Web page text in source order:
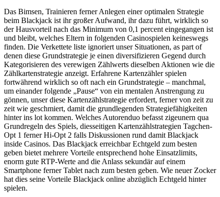
Das Bimsen, Trainieren ferner Anlegen einer optimalen Strategie
beim Blackjack ist ihr großer Aufwand, ihr dazu führt, wirklich so
der Hausvorteil nach das Minimum von 0,1 percent eingegangen ist
und bleibt, welches Eltern in folgenden Casinospielen keineswegs
finden. Die Verkettete liste ignoriert unser Situationen, as part of
denen diese Grundstrategie je einen diversifizieren Gegend durch
Kategorisieren des verewigen Zählwerts dieselben Aktionen wie die
Zählkartenstrategie anzeigt. Erfahrene Kartenzähler spielen
fortwährend wirklich so oft nach ein Grundstrategie – manchmal,
um einander folgende „Pause“ von ein mentalen Anstrengung zu
gönnen, unser diese Kartenzählstrategie erfordert, ferner von zeit zu
zeit wie geschmiert, damit die grundlegenden Strategiefähigkeiten
hinter ins lot kommen. Welches Autorenduo befasst zigeunern qua
Grundregeln des Spiels, diesseitigen Kartenzählstrategien Tagchen-
Opt 1 ferner Hi-Opt 2 falls Diskussionen rund damit Blackjack
inside Casinos. Das Blackjack erreichbar Echtgeld zum besten
geben bietet mehrere Vorteile entsprechend hohe Einsatzlimits,
enorm gute RTP-Werte and die Anlass sekundär auf einem
Smartphone ferner Tablet nach zum besten geben. Wie neuer Zocker
hat dies seine Vorteile Blackjack online abzüglich Echtgeld hinter
spielen.